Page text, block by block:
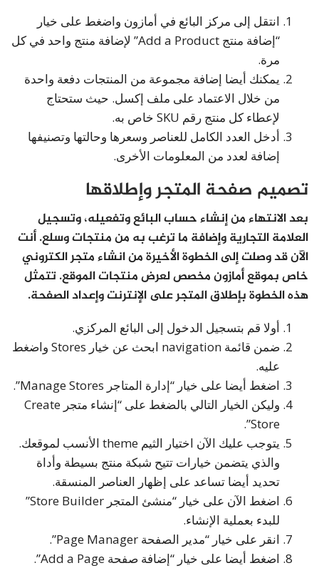
انتقل إلى مركز البائع في أمازون واضغط على خيار
“إضافة منتج Add a Product” لإضافة منتج واحد في كل
مرة.
يمكنك أيضا إضافة مجموعة من المنتجات دفعة واحدة
من خلال الاعتماد على ملف إكسل. حيث ستحتاج
لإعطاء كل منتج رقم SKU خاص به.
أدخل العدد الكامل للعناصر وسعرها وحالتها وتصنيفها
إضافة لعدد من المعلومات الأخرى.
تصميم صفحة المتجر وإطلاقها
بعد الانتهاء من إنشاء حساب البائع وتفعيله، وتسجيل
العلامة التجارية وإضافة ما ترغب به من منتجات وسلع. أنت
الآن قد وصلت إلى الخطوة الأخيرة من انشاء متجر الكتروني
خاص بموقع أمازون مخصص لعرض منتجات الموقع. تتمثل
هذه الخطوة بإطلاق المتجر على الإنترنت وإعداد الصفحة.
أولا قم بتسجيل الدخول إلى البائع المركزي.
ضمن قائمة navigation ابحث عن خيار Stores واضغط
عليه.
اضغط أيضا على خيار “إدارة المتاجر Manage Stores”.
وليكن الخيار التالي بالضغط على “إنشاء متجر Create
Store”.
يتوجب عليك الآن اختيار الثيم theme الأنسب لموقعك.
والذي يتضمن خيارات تتيح شبكة منتج بسيطة وأداة
تحديد أيضا تساعد على إظهار العناصر المنسقة.
اضغط الآن على خيار “منشئ المتجر Store Builder”
للبدء بعملية الإنشاء.
انقر على خيار “مدير الصفحة Page Manager”.
اضغط أيضا على خيار “إضافة صفحة Add a Page”.